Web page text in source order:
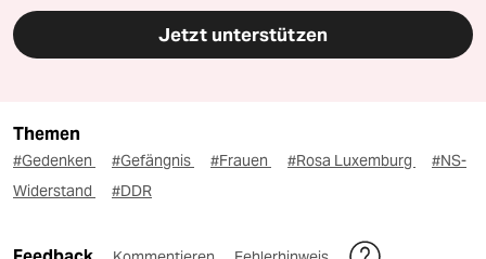
Jetzt unterstützen
Themen
#Gedenken #Gefängnis #Frauen #Rosa Luxemburg
#NS-
Widerstand
#DDR